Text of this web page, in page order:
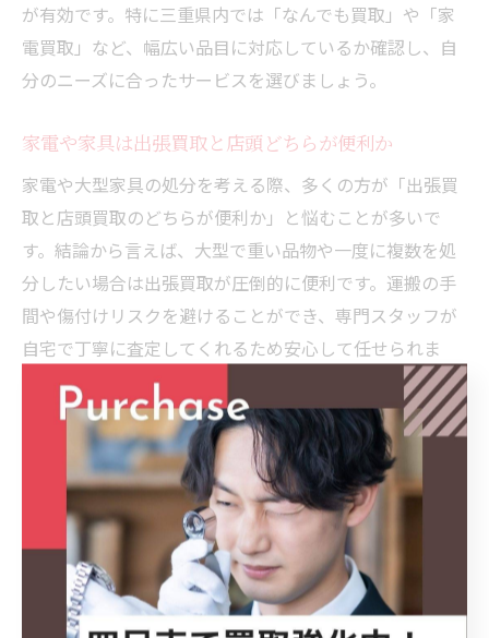
が有効です。特に三重県内では「なんでも買取」や「家
電買取」など、幅広い品目に対応しているか確認し、自
分のニーズに合ったサービスを選びましょう。
家電や家具は出張買取と店頭どちらが便利か
家電や大型家具の処分を考える際、多くの方が「出張買
取と店頭買取のどちらが便利か」と悩むことが多いで
す。結論から言えば、大型で重い品物や一度に複数を処
分したい場合は出張買取が圧倒的に便利です。運搬の手
間や傷付けリスクを避けることができ、専門スタッフが
自宅で丁寧に査定してくれるため安心して任せられま
一方で、比較的小型の家電や高額ブランド家具など、持
ち運び可能な場合は店頭買取も選択肢となります。特に
急いで現金化したい場合や、直接スタッフと価格交渉を
したいケースでは店頭買取が有利です。ただし、三重県
のように広い地域では店舗までの移動時間や交通費も考
慮する必要があります。
具体的な利用シーンとしては、引っ越しや遺品整理など